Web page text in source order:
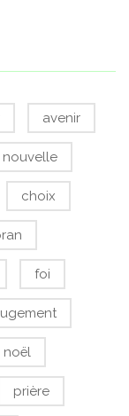
avenir
choix
foi
noël
prière